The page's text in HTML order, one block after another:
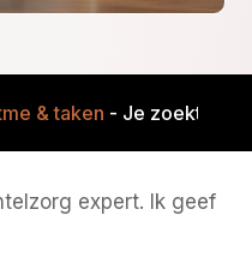
& taken - Je zoekt 11
expert. Ik geef